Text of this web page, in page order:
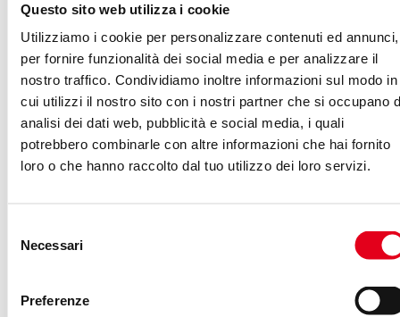
Questo sito web utilizza i cookie
Utilizziamo i cookie per personalizzare contenuti ed annunci,
per fornire funzionalità dei social media e per analizzare il
nostro traffico. Condividiamo inoltre informazioni sul modo in
cui utilizzi il nostro sito con i nostri partner che si occupano
analisi dei dati web, pubblicità e social media, i quali
potrebbero combinarle con altre informazioni che hai fornito
loro o che hanno raccolto dal tuo utilizzo dei loro servizi.
delNecessari
Preferenze
Per campagne locali, integriamo dati di Google
Business Profile con metriche di Google Ads.
Per progetti B2B, sfruttiamo il collegamento tra
LinkedIn e Looker Studio per visualizzare lead
qualificati.
Trasparenza e
nostro metodo
trasparenza
: ogni dato è condiviso in modo chiaro e